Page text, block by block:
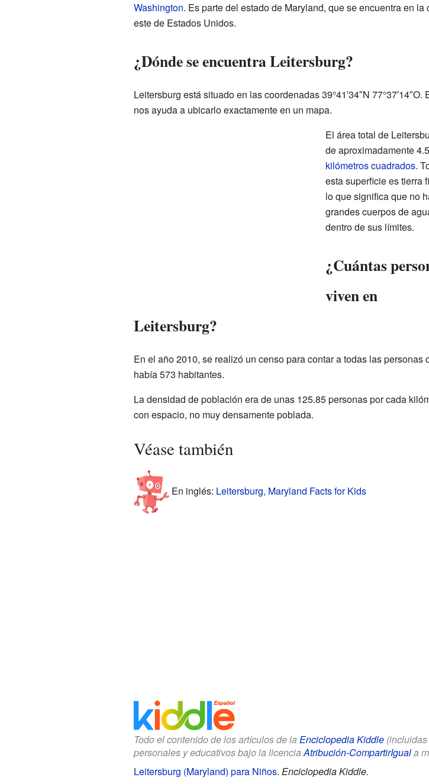
Washington. Es parte del estado de Maryland, que se encuentra en la
este de Estados Unidos.
¿Dónde se encuentra Leitersburg?
Leitersburg está situado en las coordenadas 39°41′34″N 77°37′14″O.
nos ayuda a ubicarlo exactamente en un mapa.
El área total de
de aproximadamente
kilómetros cuadrados.
esta superficie es tierra
lo que significa que no
grandes cuerpos de
dentro de sus límites.
¿Cuántas
viven en
Leitersburg?
En el año 2010, se realizó un censo para contar a todas las
había 573 habitantes.
La densidad de población era de unas 125.85 personas por cada
con espacio, no muy densamente poblada.
Véase también
En inglés: Leitersburg, Maryland Facts for Kids
Todo el contenido de los artículos de la Enciclopedia Kiddle(incluidas
personales y educativos bajo la licenciaAtribución-CompartirIguala
Leitersburg (Maryland) para Niños. Enciclopedia Kiddle.